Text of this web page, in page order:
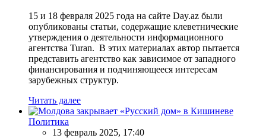
15 и 18 февраля 2025 года на сайте Day.az были
опубликованы статьи, содержащие клеветнические
утверждения о деятельности информационного
агентства Turan. В этих материалах автор пытается
представить агентство как зависимое от западного
финансирования и подчиняющееся интересам
зарубежных структур.
Читать далее
Политика
13 февраль 2025, 17:40